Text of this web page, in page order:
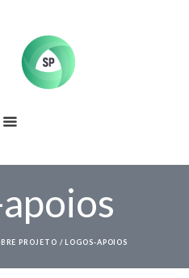
PROJETO / LOGOS-APOIOS